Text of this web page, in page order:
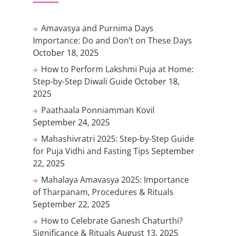
Amavasya and Purnima Days
Importance: Do and Don’t on These Days
October 18, 2025
How to Perform Lakshmi Puja at Home:
Step-by-Step Diwali Guide October 18,
2025
Paathaala Ponniamman Kovil
September 24, 2025
Mahashivratri 2025: Step-by-Step Guide
for Puja Vidhi and Fasting Tips September
22, 2025
Mahalaya Amavasya 2025: Importance
of Tharpanam, Procedures & Rituals
September 22, 2025
How to Celebrate Ganesh Chaturthi?
Significance & Rituals August 13, 2025